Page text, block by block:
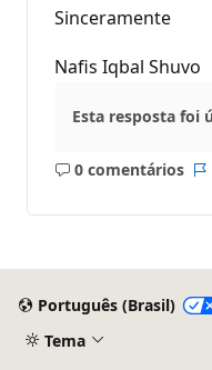
Sinceramente
Nafis Iqbal Shuvo
Esta resposta foi
0 comentários
Sem
Português (Brasil)
Tema